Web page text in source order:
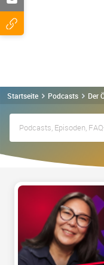
Startseite Podcasts Der